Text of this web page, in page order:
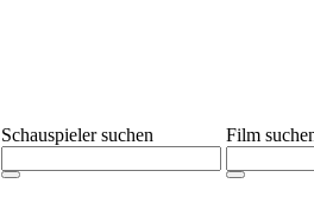
Schauspieler suchen Film